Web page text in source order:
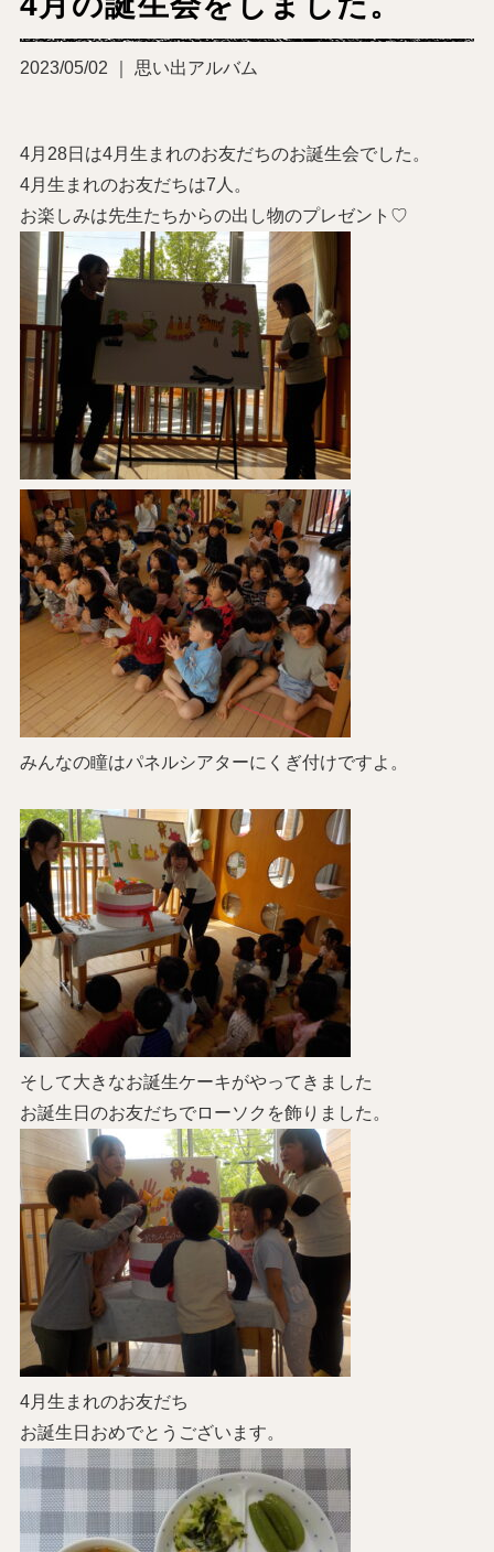
2023/05/02 ｜ 思い出アルバム
4月28日は4月生まれのお友だちのお誕生会でした。
4月生まれのお友だちは7人。
お楽しみは先生たちからの出し物のプレゼント♡
みんなの瞳はパネルシアターにくぎ付けですよ。
そして大きなお誕生ケーキがやってきました
お誕生日のお友だちでローソクを飾りました。
4月生まれのお友だち
お誕生日おめでとうございます。